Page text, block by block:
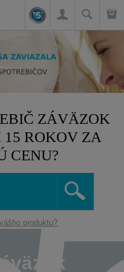
ZÁVÄZOK
15 ROKOV ZA
CENU?
produktu?